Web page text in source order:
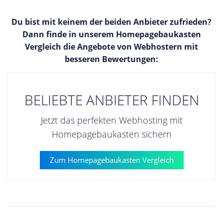
Du bist mit keinem der beiden Anbieter zufrieden?
Dann finde in unserem Homepagebaukasten
Vergleich die Angebote von Webhostern mit
besseren Bewertungen:
BELIEBTE ANBIETER FINDEN
Jetzt das perfekten Webhosting mit
Homepagebaukasten sichern
Zum Homepagebaukasten Vergleich